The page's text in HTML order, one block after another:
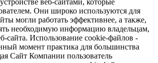
Они широко используются для
могли работать эффективнее, а также,
необходимую информацию владельцам,
сайта. Использование cookie-файлов -
момент практика для большинства
Сайт Компании пользователь